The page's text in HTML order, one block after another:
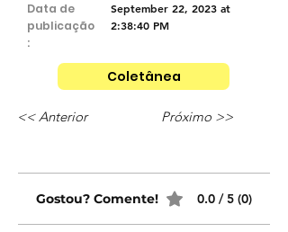
Data de
publicação
:
September 22, 2023 at
2:38:40 PM
Coletânea
<< Anterior Próximo >>
Gostou? Comente! 0.0 / 5 (0)